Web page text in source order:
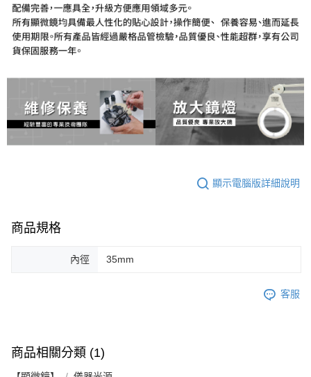
顯示電腦版詳細說明
商品規格
內徑 35mm
客服
商品相關分類 (1)